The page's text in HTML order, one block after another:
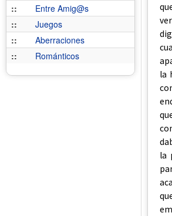
::
Entre Amig@s
::
Juegos
::
Aberraciones
::
Románticos
la
la